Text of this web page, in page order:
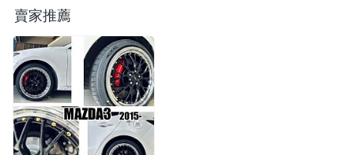
賣家推薦